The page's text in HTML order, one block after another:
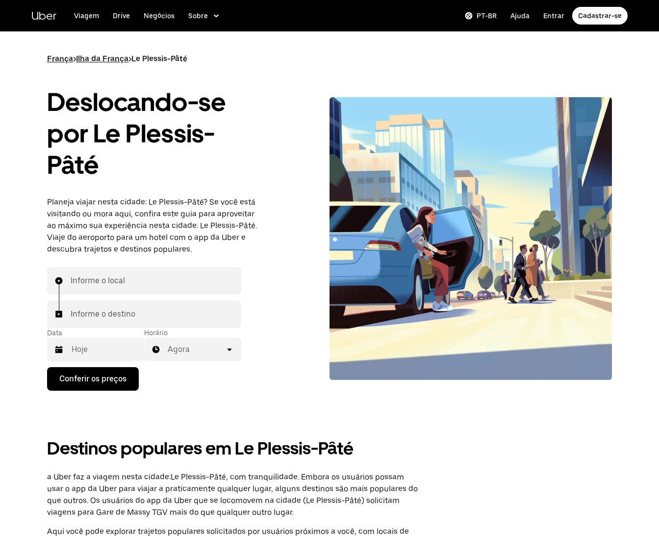
conteúdo
Uber Viagem Drive Negócios Sobre PT-BR Ajuda Entrar Cadastrar-se
França>Ilha da França>Le Plessis-Pâté
Deslocando-se
por Le Plessis-
Pâté
Planeja viajar nesta cidade: Le Plessis-Pâté? Se você está
visitando ou mora aqui, confira este guia para aproveitar
ao máximo sua experiência nesta cidade: Le Plessis-Pâté.
Viaje do aeroporto para um hotel com o app da Uber e
descubra trajetos e destinos populares.
Informe o local
Informe o destino
Data
Pressione
seta
o
calendário
uma
data.
Pressione
a
tecla
para
Horário
Agora
Conferir os preços
Destinos populares em Le Plessis-Pâté
a Uber faz a viagem nesta cidade:Le Plessis-Pâté, com tranquilidade. Embora os usuários possam
usar o app da Uber para viajar a praticamente qualquer lugar, alguns destinos são mais populares do
que outros. ⁠Os usuários do app da Uber que se locomovem na cidade (Le Plessis-Pâté) solicitam
viagens para Gare de Massy TGV mais do que qualquer outro lugar.
Aqui você pode explorar trajetos populares solicitados por usuários próximos a você, com locais de